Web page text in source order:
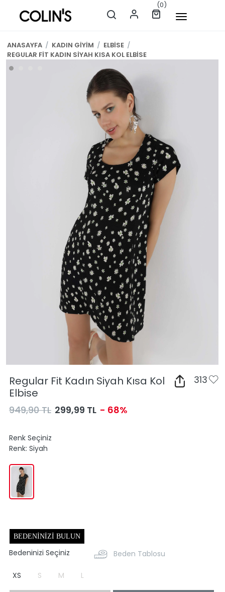
(0)
ANASAYFA / KADIN GİYİM / ELBİSE /
REGULAR FİT KADIN SİYAH KISA KOL ELBİSE
Regular Fit Kadın Siyah Kısa Kol
Elbise
313
949,90 TL 299,99 TL - 68%
Renk Seçiniz
Renk: Siyah
BEDENINIZI BULUN
Bedeninizi Seçiniz Beden Tablosu
XS S M L